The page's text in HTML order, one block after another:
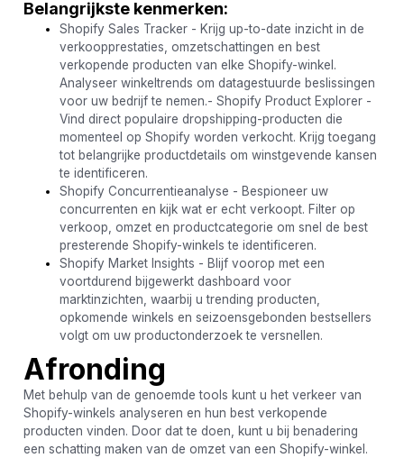
Belangrijkste kenmerken:
Shopify Sales Tracker - Krijg up-to-date inzicht in de
verkoopprestaties, omzetschattingen en best
verkopende producten van elke Shopify-winkel.
Analyseer winkeltrends om datagestuurde beslissingen
voor uw bedrijf te nemen.- Shopify Product Explorer -
Vind direct populaire dropshipping-producten die
momenteel op Shopify worden verkocht. Krijg toegang
tot belangrijke productdetails om winstgevende kansen
te identificeren.
Shopify Concurrentieanalyse - Bespioneer uw
concurrenten en kijk wat er echt verkoopt. Filter op
verkoop, omzet en productcategorie om snel de best
presterende Shopify-winkels te identificeren.
Shopify Market Insights - Blijf voorop met een
voortdurend bijgewerkt dashboard voor
marktinzichten, waarbij u trending producten,
opkomende winkels en seizoensgebonden bestsellers
volgt om uw productonderzoek te versnellen.
Afronding
Met behulp van de genoemde tools kunt u het verkeer van
Shopify-winkels analyseren en hun best verkopende
producten vinden. Door dat te doen, kunt u bij benadering
een schatting maken van de omzet van een Shopify-winkel.